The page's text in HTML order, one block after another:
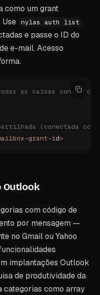
como um grant
Use nylas auth list
e passe o ID do
e-mail. Acesso
as caixas conectadas
(conectada
grant-id>
Outlook
com código de
por mensagem —
no Gmail ou Yahoo
implantações Outlook
de produtividade da
categorias como array